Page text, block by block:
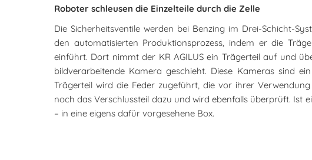
Roboter schleusen die Einzelteile durch die Zelle
Die Sicherheitsventile werden bei Benzing im Drei-Schicht-
den automatisierten Produktionsprozess, indem er die
einführt. Dort nimmt der KR AGILUS ein Trägerteil auf und
bildverarbeitende Kamera geschieht. Diese Kameras sind
Trägerteil wird die Feder zugeführt, die vor ihrer
noch das Verschlussteil dazu und wird ebenfalls überprüft. Ist
– in eine eigens dafür vorgesehene Box.